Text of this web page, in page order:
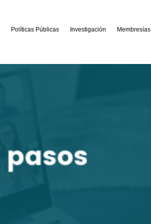
Políticas Públicas Investigación Membresías